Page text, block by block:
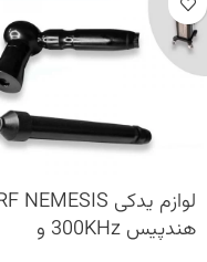
هندپیس 300KHz و